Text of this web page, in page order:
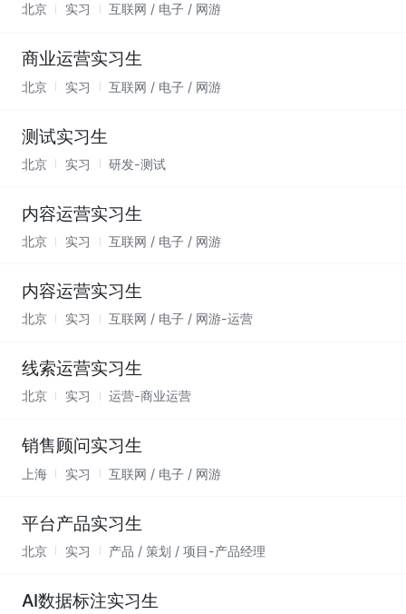
北京 实习 互联网 / 电子 / 网游
商业运营实习生
北京 实习 互联网 / 电子 / 网游
测试实习生
北京 实习 研发-测试
内容运营实习生
北京 实习 互联网 / 电子 / 网游
内容运营实习生
北京 实习 互联网 / 电子 / 网游-运营
线索运营实习生
北京 实习 运营-商业运营
销售顾问实习生
上海 实习 互联网 / 电子 / 网游
平台产品实习生
北京 实习 产品 / 策划 / 项目-产品经理
AI数据标注实习生